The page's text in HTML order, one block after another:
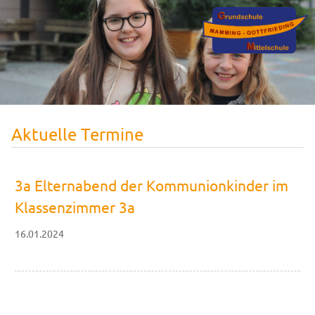
Aktuelle Termine
3a Elternabend der Kommunionkinder im
Klassenzimmer 3a
16.01.2024